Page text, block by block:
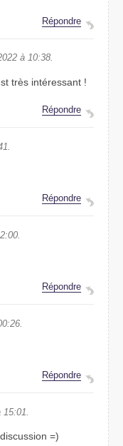
Répondre
à 10:38.
très intéressant !
Répondre
Répondre
Répondre
Répondre
=)